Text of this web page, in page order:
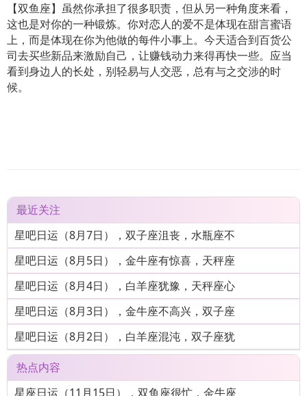
【双鱼座】虽然你承担了很多职责，但从另一种角度来看，
这也是对你的一种锻炼。你对恋人的爱不是体现在甜言蜜语
上，而是体现在你为他做的每件小事上。今天适合到百货公
司去买些新品来激励自己，让赚钱动力来得再快一些。应当
看到身边人的长处，别轻易与人交恶，总有与之交涉的时
候。
最近关注
星吧日运（8月7日），双子座沮丧，水瓶座不
星吧日运（8月5日），金牛座有惊喜，天秤座
星吧日运（8月4日），白羊座犹豫，天秤座心
星吧日运（8月3日），金牛座不高兴，双子座
星吧日运（8月2日），白羊座混沌，双子座犹
热点内容
星座日运（11月15日），双鱼座很忙，金牛座